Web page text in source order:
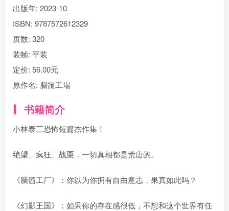
出版年: 2023-10
ISBN: 9787572612329
页数: 320
装帧: 平装
定价: 56.00元
原作名: 脳髄工場
书籍简介
小林泰三恐怖短篇杰作集！
绝望、疯狂、战栗，一切真相都是荒唐的。
《脑髓工厂》：你以为你拥有自由意志，果真如此吗？
《幻影王国》：如果你的存在感很低，不想和这个世界有任